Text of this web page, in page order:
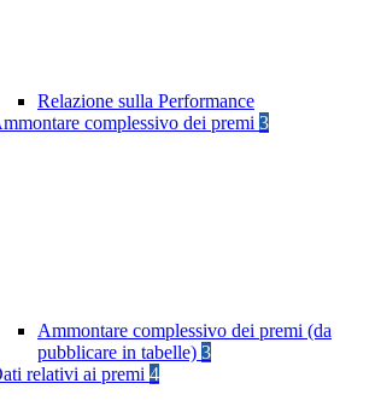
Relazione sulla Performance
complessivo dei premi 3
Ammontare complessivo dei premi (da
pubblicare in tabelle) 3
relativi ai premi 4